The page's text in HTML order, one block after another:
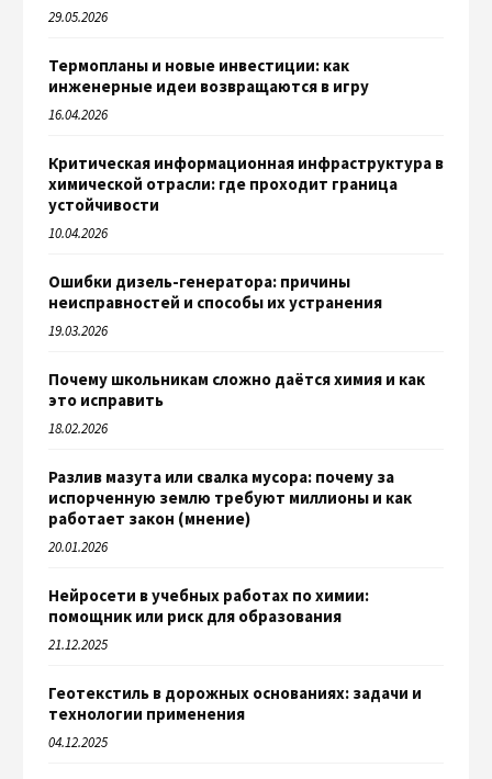
29.05.2026
Термопланы и новые инвестиции: как
инженерные идеи возвращаются в игру
16.04.2026
Критическая информационная инфраструктура в
химической отрасли: где проходит граница
устойчивости
10.04.2026
Ошибки дизель-генератора: причины
неисправностей и способы их устранения
19.03.2026
Почему школьникам сложно даётся химия и как
это исправить
18.02.2026
Разлив мазута или свалка мусора: почему за
испорченную землю требуют миллионы и как
работает закон (мнение)
20.01.2026
Нейросети в учебных работах по химии:
помощник или риск для образования
21.12.2025
Геотекстиль в дорожных основаниях: задачи и
технологии применения
04.12.2025